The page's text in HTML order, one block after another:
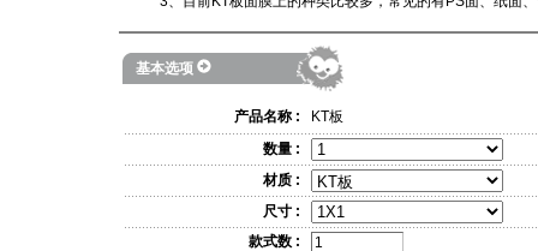
基本选项
产品名称 :
KT板
数量 :
材质 :
尺寸 :
款式数 :